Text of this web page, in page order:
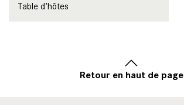
Table d’hôtes
Retour en haut de page